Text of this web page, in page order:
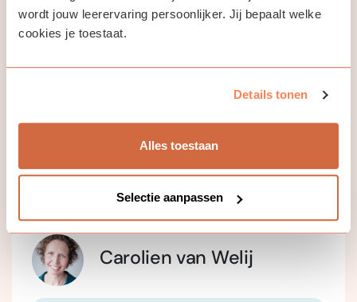
wordt jouw leerervaring persoonlijker. Jij bepaalt welke
cookies je toestaat.
Details tonen
Alles toestaan
Selectie aanpassen
1. Wat we kunnen leren van Socrates
3. De antwoorden die we voor lief nemen
Jouw docent
Carolien van Welij